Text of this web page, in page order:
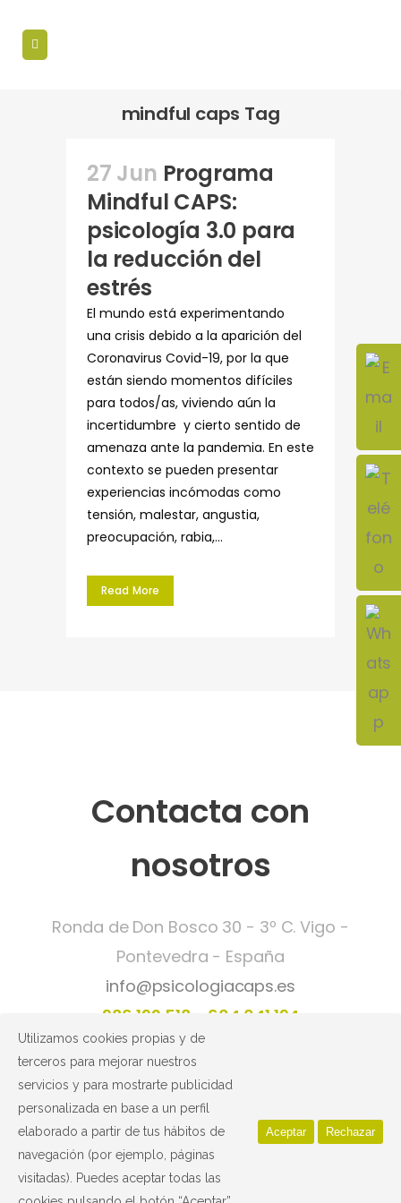
mindful caps Tag
27 Jun Programa
Mindful CAPS:
psicología 3.0 para
la reducción del
estrés
El mundo está experimentando
una crisis debido a la aparición del
Coronavirus Covid-19, por la que
están siendo momentos difíciles
para todos/as, viviendo aún la
incertidumbre y cierto sentido de
amenaza ante la pandemia. En este
contexto se pueden presentar
experiencias incómodas como
tensión, malestar, angustia,
preocupación, rabia,...
Read More
Contacta con
nosotros
Ronda de Don Bosco 30 - 3º C. Vigo -
Pontevedra - España
info@psicologiacaps.es
986 192 518
604 041 194
Política de privacidad y Aviso legal
Nº de Registro Sanitario:
Utilizamos cookies propias y de
terceros para mejorar nuestros
servicios y para mostrarte publicidad
personalizada en base a un perfil
elaborado a partir de tus hábitos de
navegación (por ejemplo, páginas
visitadas). Puedes aceptar todas las
Aceptar Rechazar